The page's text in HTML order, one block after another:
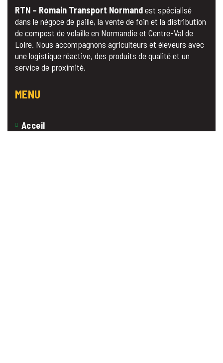
RTN – Romain Transport Normandest spécialisé
dans le négoce de paille, la vente de foin et la distribution
de compost de volaille en Normandie et Centre-Val de
Loire. Nous accompagnons agriculteurs et éleveurs avec
une logistique réactive, des produits de qualité et un
service de proximité.
MENU
Acceil